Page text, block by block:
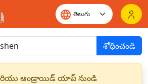
శోధించండి
ఆండ్రాయిడ్ యాప్ నుండి